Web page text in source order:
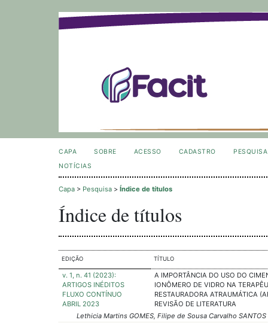
CAPA SOBRE ACESSO CADASTRO
PESQUISA
NOTÍCIAS
Capa > Pesquisa > Índice de títulos
Índice de títulos
EDIÇÃO TÍTULO
v. 1, n. 41 (2023):
ARTIGOS INÉDITOS
FLUXO CONTÍNUO
ABRIL 2023
A IMPORTÂNCIA DO USO DO
IONÔMERO DE VIDRO NA
RESTAURADORA ATRAUMÁTICA
REVISÃO DE LITERATURA
Lethicia Martins GOMES, Filipe de Sousa Carvalho SANTOS